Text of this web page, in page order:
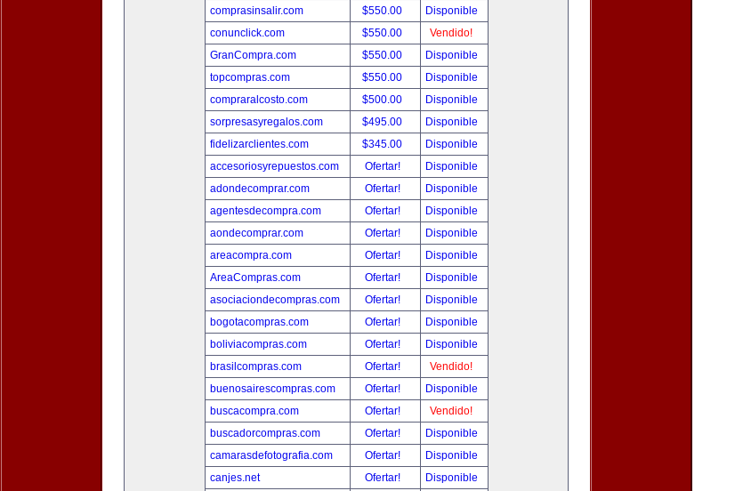
comprasinsalir.com
$550.00
Disponible
conunclick.com
$550.00
Vendido!
GranCompra.com
$550.00
Disponible
topcompras.com
$550.00
Disponible
compraralcosto.com
$500.00
Disponible
sorpresasyregalos.com
$495.00
Disponible
fidelizarclientes.com
$345.00
Disponible
accesoriosyrepuestos.com
Ofertar!
Disponible
adondecomprar.com
Ofertar!
Disponible
agentesdecompra.com
Ofertar!
Disponible
aondecomprar.com
Ofertar!
Disponible
areacompra.com
Ofertar!
Disponible
AreaCompras.com
Ofertar!
Disponible
asociaciondecompras.com
Ofertar!
Disponible
bogotacompras.com
Ofertar!
Disponible
boliviacompras.com
Ofertar!
Disponible
brasilcompras.com
Ofertar!
Vendido!
buenosairescompras.com
Ofertar!
Disponible
buscacompra.com
Ofertar!
Vendido!
buscadorcompras.com
Ofertar!
Disponible
camarasdefotografia.com
Ofertar!
Disponible
canjes.net
Ofertar!
Disponible